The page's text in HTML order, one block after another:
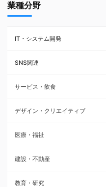
業種分野
IT・システム開発
SNS関連
サービス・飲食
デザイン・クリエイティブ
医療・福祉
建設・不動産
教育・研究